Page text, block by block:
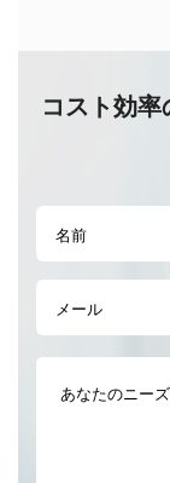
コスト効